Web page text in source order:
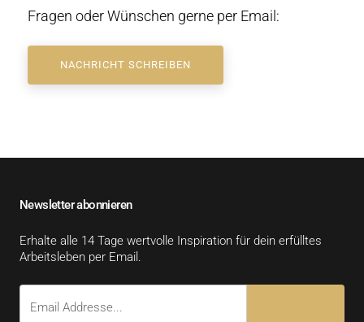
Fragen oder Wünschen gerne per Email:
NACHRICHT SCHREIBEN
Newsletter abonnieren
Erhalte alle 14 Tage wertvolle Inspiration für dein erfülltes
Arbeitsleben per Email.